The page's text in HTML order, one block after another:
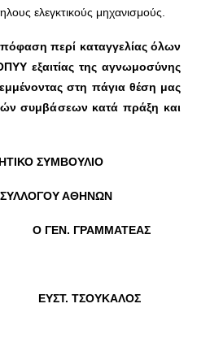
ελεγκτικούς μηχανισμούς.
περί καταγγελίας όλων
εξαιτίας της αγνωμοσύνης
στη πάγια θέση μας
συμβάσεων κατά πράξη και
ΣΥΜΒΟΥΛΙΟ
ΣΥΛΛΟΓΟΥ ΑΘΗΝΩΝ
ΓΡΑΜΜΑΤΕΑΣ
ΕΥΣΤ. ΤΣΟΥΚΑΛΟΣ